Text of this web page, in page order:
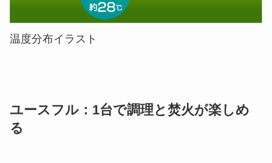
温度分布イラスト
ユースフル：1台で調理と焚火が楽しめ
る